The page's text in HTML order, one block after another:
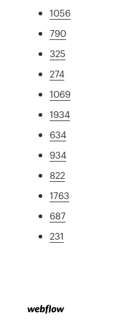
1056
790
325
274
1069
1934
634
934
822
1763
687
231